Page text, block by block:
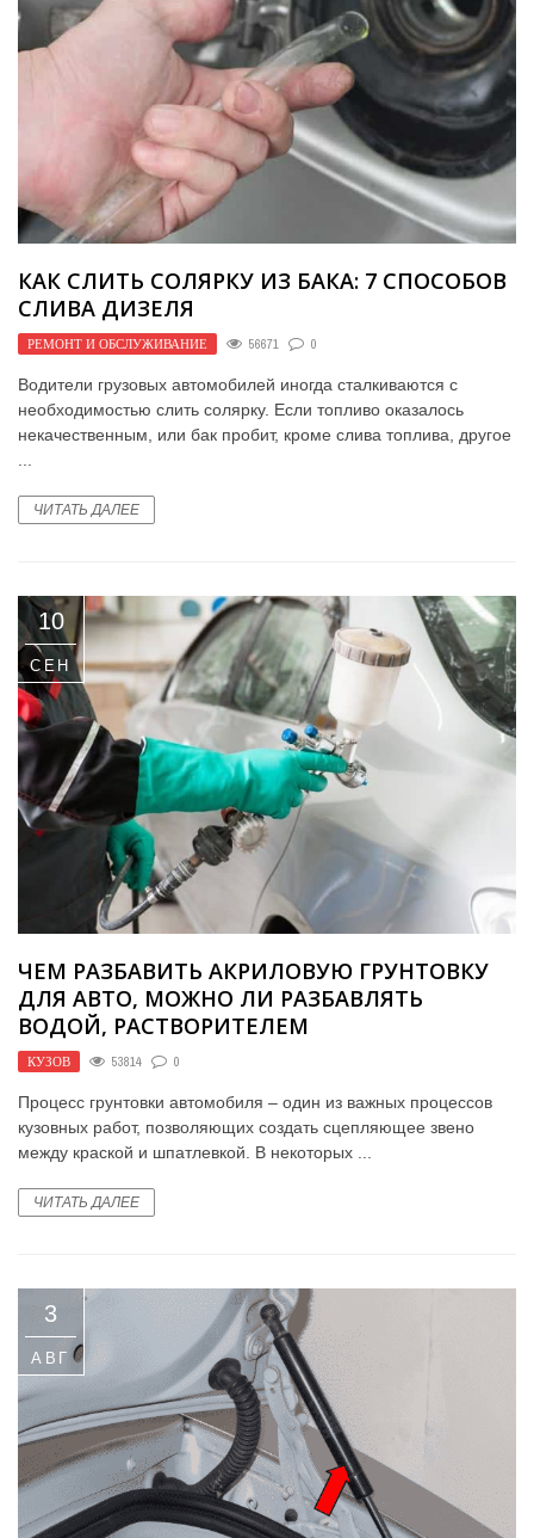
КАК СЛИТЬ СОЛЯРКУ ИЗ БАКА: 7 СПОСОБОВ
СЛИВА ДИЗЕЛЯ
РЕМОНТ И ОБСЛУЖИВАНИЕ 56671 0
Водители грузовых автомобилей иногда сталкиваются с
необходимостью слить солярку. Если топливо оказалось
некачественным, или бак пробит, кроме слива топлива, другое
ЧИТАТЬ ДАЛЕЕ
10
СЕН
ЧЕМ РАЗБАВИТЬ АКРИЛОВУЮ ГРУНТОВКУ
ДЛЯ АВТО, МОЖНО ЛИ РАЗБАВЛЯТЬ
ВОДОЙ, РАСТВОРИТЕЛЕМ
КУЗОВ 53814 0
Процесс грунтовки автомобиля – один из важных процессов
кузовных работ, позволяющих создать сцепляющее звено
между краской и шпатлевкой. В некоторых ...
ЧИТАТЬ ДАЛЕЕ
3
АВГ